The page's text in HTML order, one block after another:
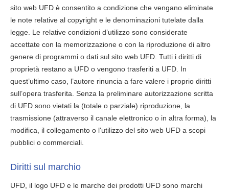
sito web UFD è consentito a condizione che vengano eliminate
le note relative al copyright e le denominazioni tutelate dalla
legge. Le relative condizioni d’utilizzo sono considerate
accettate con la memorizzazione o con la riproduzione di altro
genere di programmi o dati sul sito web UFD. Tutti i diritti di
proprietà restano a UFD o vengono trasferiti a UFD. In
quest’ultimo caso, l’autore rinuncia a fare valere i proprio diritti
sull’opera trasferita. Senza la preliminare autorizzazione scritta
di UFD sono vietati la (totale o parziale) riproduzione, la
trasmissione (attraverso il canale elettronico o in altra forma), la
modifica, il collegamento o l'utilizzo del sito web UFD a scopi
pubblici o commerciali.
Diritti sul marchio
UFD, il logo UFD e le marche dei prodotti UFD sono marchi